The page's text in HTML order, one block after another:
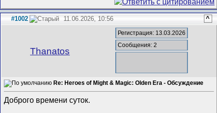
#1002 11.06.2026, 10:56 ^
Thanatos
Регистрация: 13.03.2026
Сообщения: 2
Re: Heroes of Might & Magic: Olden Era - Обсуждение
Доброго времени суток.